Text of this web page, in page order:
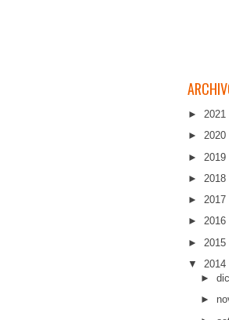
► 2021
► 2020
► 2019
► 2018
► 2017
► 2016
► 2015
▼ 2014
►
►